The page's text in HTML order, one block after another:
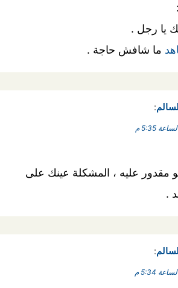
يا رجل .
ما شافش حاجة .
:
مقدور عليه ، المشكلة عينك على
.
: